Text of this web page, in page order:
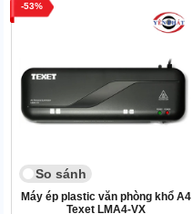
53
So sánh
Máy ép plastic văn phòng khổ A4
Texet LMA4-VX